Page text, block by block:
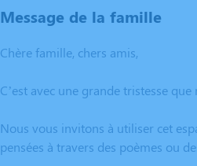
Message de la famille
Chère famille, chers amis,
C’est avec une grande tristesse
Nous vous invitons à utiliser cet
pensées à travers des poèmes ou